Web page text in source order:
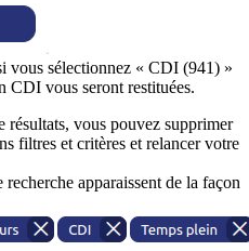
vous sélectionnez « CDI (941) »
CDI vous seront restituées.
résultats, vous pouvez supprimer
filtres et critères et relancer votre
apparaissent de la façon